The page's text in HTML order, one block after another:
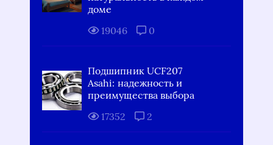
доме
19046
0
Подшипник UCF207
Asahi: надежность и
преимущества выбора
17352
2